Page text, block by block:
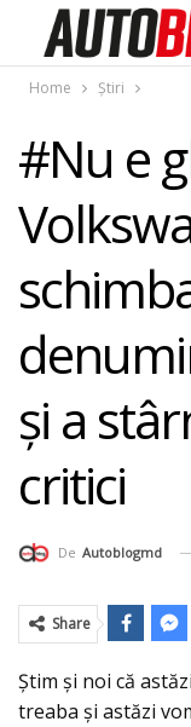
Home Știri
#Nu e
şi a
critici
De Autoblogmd
Share
Ştim şi noi că
treaba şi astăzi